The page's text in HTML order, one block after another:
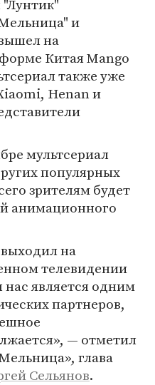
и
на
Китая Mango
также уже
Henan и
мультсериал
популярных
зрителям будет
анимационного
на
телевидении
является одним
партнеров,
— отметил
глава
Сельянов.